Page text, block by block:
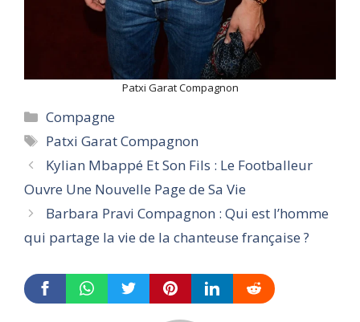
Patxi Garat Compagnon
Categories
Compagne
Tags
Patxi Garat Compagnon
Kylian Mbappé Et Son Fils : Le Footballeur
Ouvre Une Nouvelle Page de Sa Vie
Barbara Pravi Compagnon : Qui est l’homme
qui partage la vie de la chanteuse française ?